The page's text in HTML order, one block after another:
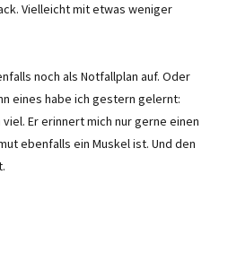
Vielleicht mit etwas weniger
noch als Notfallplan auf. Oder
eines habe ich gestern gelernt:
Er erinnert mich nur gerne einen
ebenfalls ein Muskel ist. Und den